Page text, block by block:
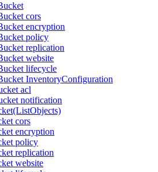
cors
encryption
policy
replication
website
lifecycle
InventoryConfiguration
acl
notification
cors
encryption
policy
replication
website